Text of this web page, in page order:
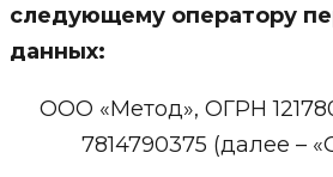
следующему оператору
данных:
ООО «Метод», ОГРН
7814790375 (далее –